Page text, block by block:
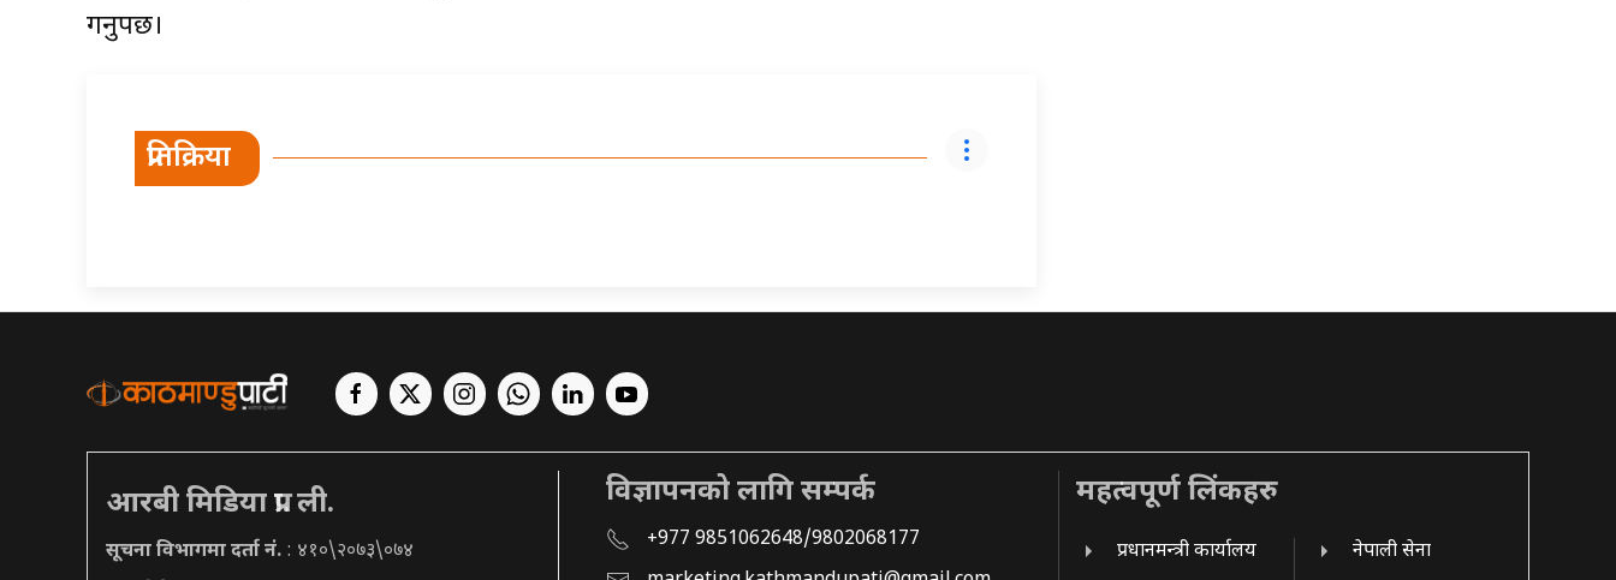
गर्नुपर्छ।
प्रतिक्रिया
आरबी मिडिया प्रा. ली.
सूचना विभागमा दर्ता नं. : ४१०\२०७३\०७४
विज्ञापनको लागि सम्पर्क
+977 9851062648/9802068177
महत्वपूर्ण लिंकहरु
प्रधानमन्त्री कार्यालय
नेपाली सेना